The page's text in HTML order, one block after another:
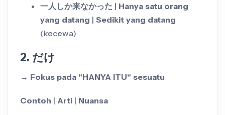
一人しか来なかった | Hanya satu orang
yang datang | Sedikit yang datang
(kecewa)
2. だけ
→ Fokus pada "HANYA ITU" sesuatu
Contoh | Arti | Nuansa